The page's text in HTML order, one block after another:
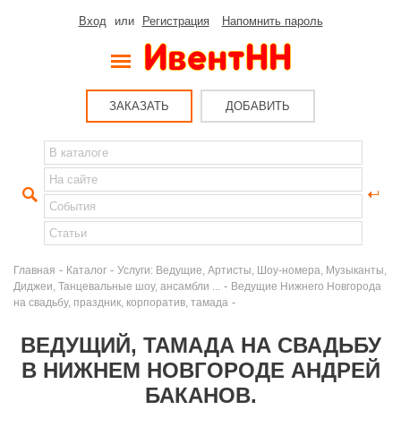
Вход или Регистрация Напомнить пароль
ЗАКАЗАТЬ ДОБАВИТЬ
Главная - Каталог - Услуги: Ведущие, Артисты, Шоу-номера, Музыканты,
Диджеи, Танцевальные шоу, ансамбли ...
- Ведущие Нижнего Новгорода
на свадьбу, праздник, корпоратив, тамада -
ВЕДУЩИЙ, ТАМАДА НА СВАДЬБУ
В НИЖНЕМ НОВГОРОДЕ АНДРЕЙ
БАКАНОВ.